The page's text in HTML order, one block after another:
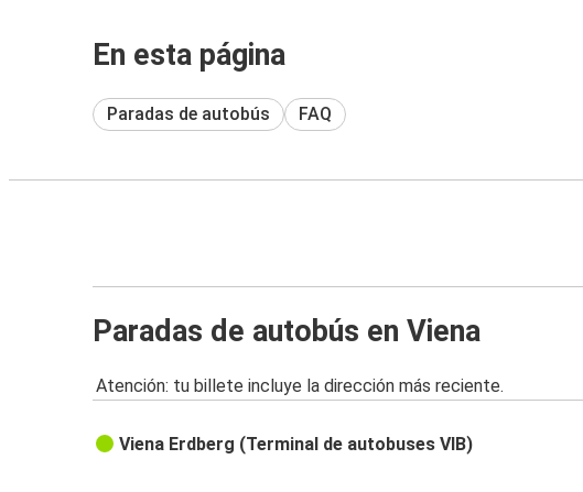
En esta página
Paradas de autobús FAQ
Paradas de autobús en Viena
Atención: tu billete incluye la dirección más reciente.
Viena Erdberg (Terminal de autobuses VIB)